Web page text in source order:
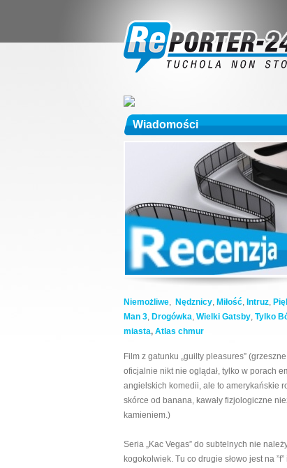
Wiadomości
Niemożliwe, Nędznicy, Miłość, Intruz,
Man 3, Drogówka, Wielki Gatsby, Tylko
miasta, Atlas chmur
Film z gatunku „guilty pleasures”
oficjalnie nikt nie oglądał, tylko w porach
angielskich komedii, ale to amerykańskie
skórce od banana, kawały fizjologiczne
kamieniem.)
Seria „Kac Vegas” do subtelnych nie
kogokolwiek. Tu co drugie słowo jest na